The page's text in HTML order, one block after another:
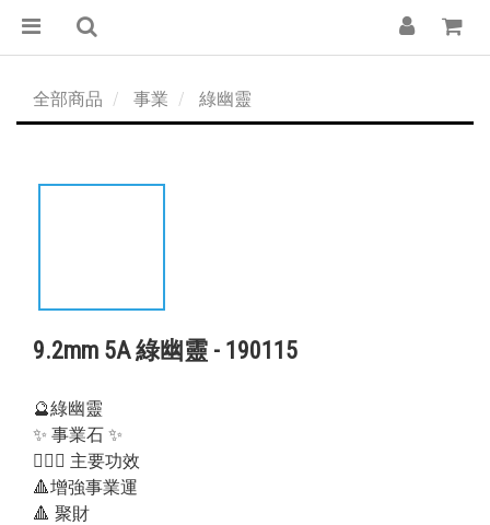
全部商品 事業 綠幽靈
9.2mm 5A 綠幽靈 - 190115
🔮綠幽靈
✨ 事業石 ✨
💁🏻‍♀️ 主要功效
🔺增強事業運
🔺 聚財